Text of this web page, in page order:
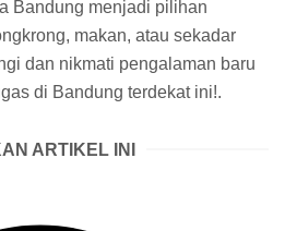
Bandung menjadi pilihan
makan, atau sekadar
dan nikmati pengalaman baru
di Bandung terdekat ini!.
ARTIKEL INI